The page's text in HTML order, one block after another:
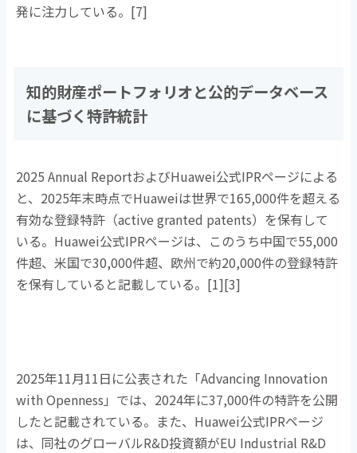
発に注力している。 [7]
知的財産ポートフォリオと公的データベース
に基づく特許統計
2025 Annual ReportおよびHuawei公式IPRページによる
と、 2025年末時点でHuaweiは世界で165,000件を超える
有効な登録特許（active granted patents）を保有して
いる。 Huawei公式IPRページは、このうち中国で55,000
件超、米国で30,000件超、欧州で約20,000件の登録特許
を保有していると記載している。 [1][3]
2025年11月11日に公表された「Advancing Innovation
with Openness 」では、 2024年に37,000件の特許を公開
したと記載されている。また、 Huawei公式IPRページ
は、同社のグローバルR&D投資額がEU Industrial R&D